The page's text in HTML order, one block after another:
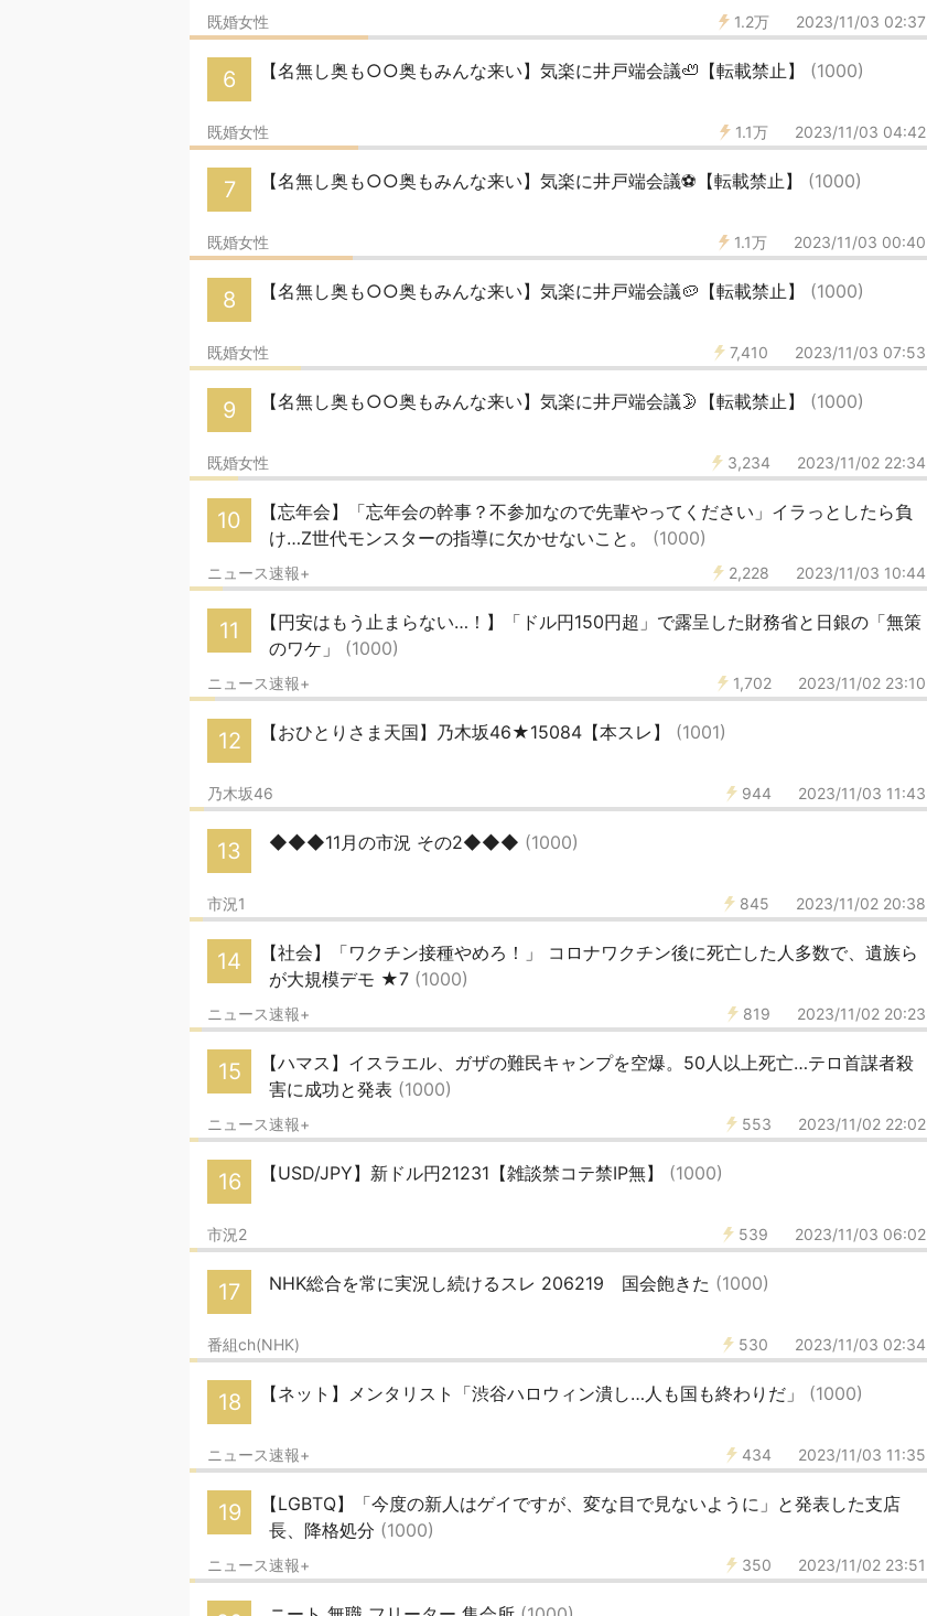
1.2万 2023/11/03 02:37
既婚女性
6 【名無し奥も○○奥もみんな来い】気楽に井戸端会議🦥【転載禁止】 (1000)
1.1万 2023/11/03 04:42
既婚女性
7 【名無し奥も○○奥もみんな来い】気楽に井戸端会議⚽️【転載禁止】 (1000)
1.1万 2023/11/03 00:40
既婚女性
8 【名無し奥も○○奥もみんな来い】気楽に井戸端会議🥔【転載禁止】 (1000)
7,410 2023/11/03 07:53
既婚女性
9 【名無し奥も○○奥もみんな来い】気楽に井戸端会議🌛【転載禁止】 (1000)
3,234 2023/11/02 22:34
既婚女性
10
【忘年会】「忘年会の幹事？不参加なので先輩やってください」イラっとしたら負
け…Z世代モンスターの指導に欠かせないこと。 (1000)
2,228 2023/11/03 10:44
ニュース速報+
11
【円安はもう止まらない…！】「ドル円150円超」で露呈した財務省と日銀の「無策
のワケ」 (1000)
1,702 2023/11/02 23:10
ニュース速報+
12 【おひとりさま天国】乃木坂46★15084【本スレ】 (1001)
944 2023/11/03 11:43
乃木坂46
13 ◆◆◆11月の市況 その2◆◆◆ (1000)
845 2023/11/02 20:38
市況1
14
【社会】「ワクチン接種やめろ！」 コロナワクチン後に死亡した人多数で、遺族ら
が大規模デモ ★7 (1000)
819 2023/11/02 20:23
ニュース速報+
15
【ハマス】イスラエル、ガザの難民キャンプを空爆。50人以上死亡…テロ首謀者殺
害に成功と発表 (1000)
553 2023/11/02 22:02
ニュース速報+
16 【USD/JPY】新ドル円21231【雑談禁コテ禁IP無】 (1000)
539 2023/11/03 06:02
市況2
17 NHK総合を常に実況し続けるスレ 206219 国会飽きた (1000)
530 2023/11/03 02:34
番組ch(NHK)
18 【ネット】メンタリスト「渋谷ハロウィン潰し…人も国も終わりだ」 (1000)
434 2023/11/03 11:35
ニュース速報+
19
【LGBTQ】「今度の新人はゲイですが、変な目で見ないように」と発表した支店
長、降格処分 (1000)
350 2023/11/02 23:51
ニュース速報+